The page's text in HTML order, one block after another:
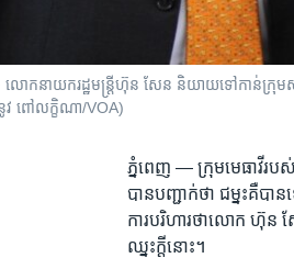
លោក​នាយក​រដ្ឋ​មន្រ្តី​ហ៊ុន​ សែន និយាយ​ទៅ​កាន់​ក្រុម​
ពៅ​លក្ខិណា/VOA)
ភ្នំពេញ —ក្រុម​មេធាវី​រ
បាន​បញ្ជាក់​ថា ជម្នះ​គឺ​
ការ​បរិហារ​ថា​លោក ហ៊ុន
ឈ្នះ​ក្តីនោះ។